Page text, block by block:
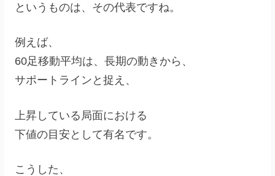
というものは、その代表ですね。
例えば、
60足移動平均は、長期の動きから、
サポートラインと捉え、
上昇している局面における
下値の目安として有名です。
こうした、